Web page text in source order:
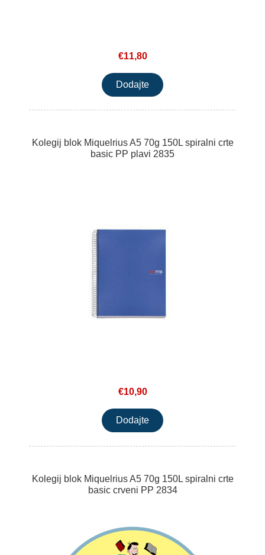
€11,80
Kolegij blok Miquelrius A5 70g 150L spiralni crte
basic PP plavi 2835
€10,90
Kolegij blok Miquelrius A5 70g 150L spiralni crte
basic crveni PP 2834